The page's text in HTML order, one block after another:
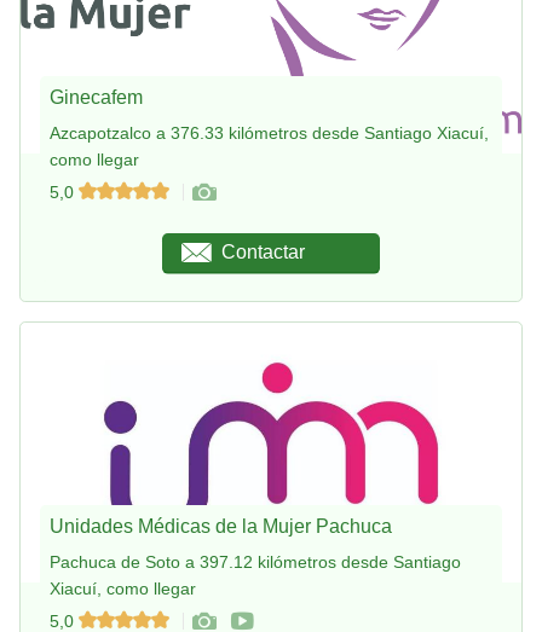
Ginecafem
Azcapotzalco a 376.33 kilómetros desde Santiago Xiacuí,
como llegar
5,0
Contactar
Unidades Médicas de la Mujer Pachuca
Pachuca de Soto a 397.12 kilómetros desde Santiago
Xiacuí, como llegar
5,0